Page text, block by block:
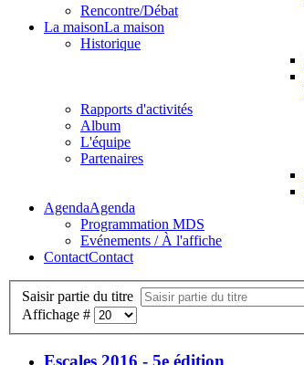
Rencontre/Débat
La maisonLa maison
Historique
Rapports d'activités
Album
L'équipe
Partenaires
AgendaAgenda
Programmation MDS
Evénements / À l'affiche
ContactContact
Saisir partie du titre
Affichage #